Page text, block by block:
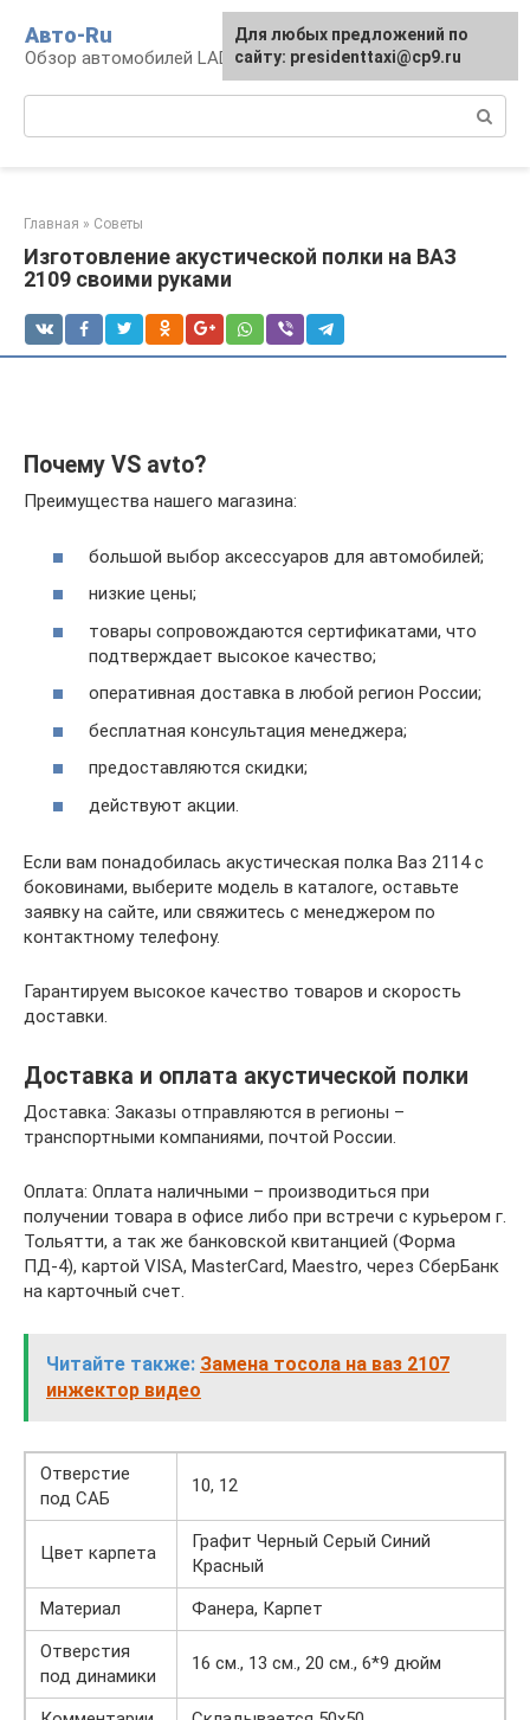
контенту
Авто-Ru
Обзор автомобилей LADA
Главная » Советы
Изготовление акустической полки на ВАЗ
2109 своими руками
Почему VS avto?
Преимущества нашего магазина:
большой выбор аксессуаров для автомобилей;
низкие цены;
товары сопровождаются сертификатами, что
подтверждает высокое качество;
оперативная доставка в любой регион России;
бесплатная консультация менеджера;
предоставляются скидки;
действуют акции.
Если вам понадобилась акустическая полка Ваз 2114 с
боковинами, выберите модель в каталоге, оставьте
заявку на сайте, или свяжитесь с менеджером по
контактному телефону.
Гарантируем высокое качество товаров и скорость
доставки.
Доставка и оплата акустической полки
Доставка: Заказы отправляются в регионы –
транспортными компаниями, почтой России.
Оплата: Оплата наличными – производиться при
получении товара в офисе либо при встречи с курьером г.
Тольятти, а так же банковской квитанцией (Форма
ПД-4), картой VISA, MasterCard, Maestro, через СберБанк
на карточный счет.
Читайте также: Замена тосола на ваз 2107
инжектор видео
Отверстие
под САБ
10, 12
Цвет карпета
Графит Черный Серый Синий
Красный
Материал
Фанера, Карпет
Отверстия
под динамики
16 см., 13 см., 20 см., 6*9 дюйм
Для любых предложений по
сайту: presidenttaxi@cp9.ru